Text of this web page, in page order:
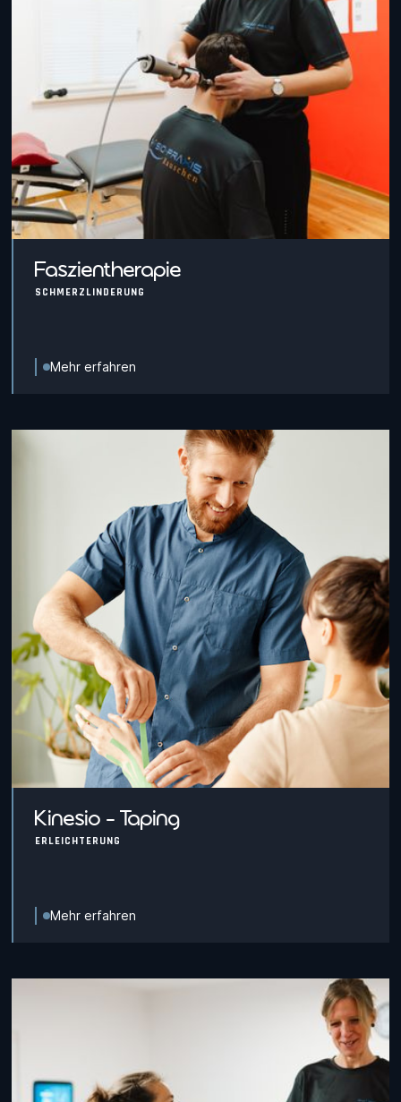
Faszientherapie
SCHMERZLINDERUNG
Mehr erfahren
Kinesio - Taping
ERLEICHTERUNG
Mehr erfahren